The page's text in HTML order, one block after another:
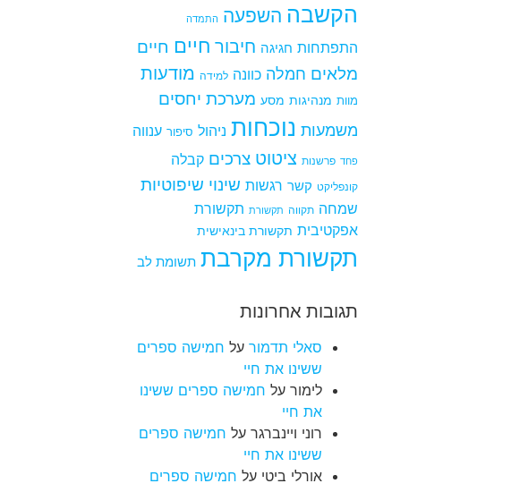
הקשבה השפעה התמדה
התפתחות חגיגה חיבור חיים חיים
מלאים חמלה כוונה למידה מודעות
מוות מנהיגות מסע מערכת יחסים
משמעות נוכחות ניהול סיפור ענווה
פחד פרשנות ציטוט צרכים קבלה
קונפליקט קשר רגשות שינוי שיפוטיות
שמחה תקווה תקשורת תקשורת
אפקטיבית תקשורת בינאישית
תקשורת מקרבת תשומת לב
תגובות אחרונות
סאלי תדמור על חמישה ספרים
ששינו את חיי
לימור על חמישה ספרים ששינו
את חיי
רוני ויינברגר על חמישה ספרים
ששינו את חיי
אורלי ביטי על חמישה ספרים